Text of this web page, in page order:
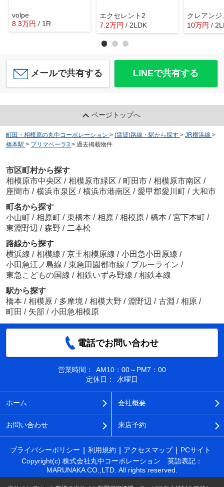
volpe
8.3万円 / 1R
エクセレント2
7.2万円 / 2LDK
クレアンジ
10万円 /
メールで共有する LINEで共有する
ページトップへ
町田・相模原の丸中コーポレーション > (賃貸)路線・駅から探す > JR横浜線 >
橋本駅 > プリマベーラ3 > 過去掲載物件
市区町村から探す
相模原市中央区 / 相模原市緑区 / 町田市 / 相模原市南区 /
座間市 / 横浜市泉区 / 横浜市港南区 / 愛甲郡愛川町 / 大和市
町名から探す
小山町 / 相原町 / 東橋本 / 相原 / 相模原 / 橋本 / 宮下本町 /
東淵野辺 / 森野 / 二本松
路線から探す
横浜線 / 相模線 / 京王相模原線 / 小田急小田原線 /
小田急江ノ島線 / 東急田園都市線 / ブルーライン /
東急こどもの国線 / 相鉄いずみ野線 / 相鉄本線
駅から探す
橋本 / 相模原 / 多摩境 / 相模大野 / 淵野辺 / 古淵 / 相原 /
町田 / 矢部 / 小田急相模原
電話でお問い合わせ
営業時間：
AM10：00～PM7：00
定休日：
水曜日
ホーム 会社概要
お問い合わせ 来店予約
プライバシーポリシー 利用規約 アクセスマップ
PCサイト
Copyright(c) 株式会社丸中コーポレーション 英語表記：
MARUNAKA CO.,LTD. All rights reserved.